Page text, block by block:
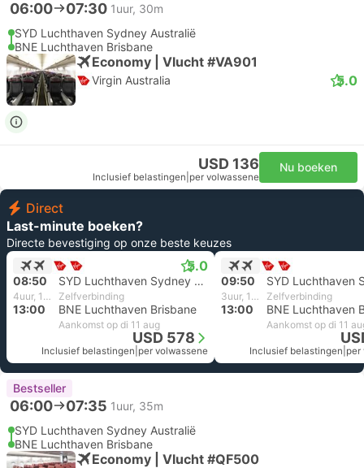
06:00 07:30 1uur, 30m
SYD Luchthaven Sydney Australië
BNE Luchthaven Brisbane
Economy | Vlucht #VA901
Virgin Australia 5.0
USD 136
Inclusief belastingen per volwassene
Nu boeken
Direct
Last-minute boeken?
Directe bevestiging op onze beste keuzes
5.0
08:50 SYD Luchthaven Sydney Australië
4uur, 10m Zelfverbinding
13:00 BNE Luchthaven Brisbane
Aankomst op di 11 aug
USD 578
Inclusief belastingen per volwassene
09:50
3uur, 10m Zelfverbinding
13:00 BNE Luchthaven
Aankomst op di 11
Inclusief belastingen per
Bestseller
06:00 07:35 1uur, 35m
SYD Luchthaven Sydney Australië
BNE Luchthaven Brisbane
Economy | Vlucht #QF500